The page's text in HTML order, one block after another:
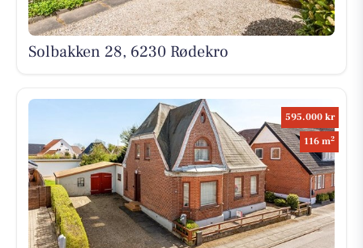
Solbakken 28, 6230 Rødekro
595.000 kr
116 m2